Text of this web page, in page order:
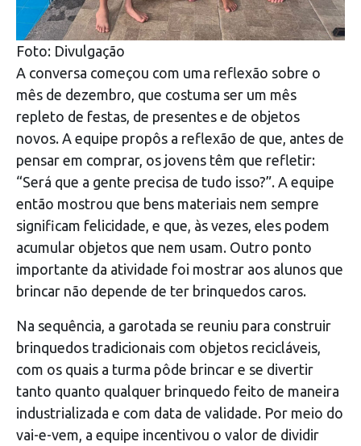
Foto: Divulgação
A conversa começou com uma reflexão sobre o
mês de dezembro, que costuma ser um mês
repleto de festas, de presentes e de objetos
novos. A equipe propôs a reflexão de que, antes de
pensar em comprar, os jovens têm que refletir:
“Será que a gente precisa de tudo isso?”. A equipe
então mostrou que bens materiais nem sempre
significam felicidade, e que, às vezes, eles podem
acumular objetos que nem usam. Outro ponto
importante da atividade foi mostrar aos alunos que
brincar não depende de ter brinquedos caros.
Na sequência, a garotada se reuniu para construir
brinquedos tradicionais com objetos recicláveis,
com os quais a turma pôde brincar e se divertir
tanto quanto qualquer brinquedo feito de maneira
industrializada e com data de validade. Por meio do
vai-e-vem, a equipe incentivou o valor de dividir